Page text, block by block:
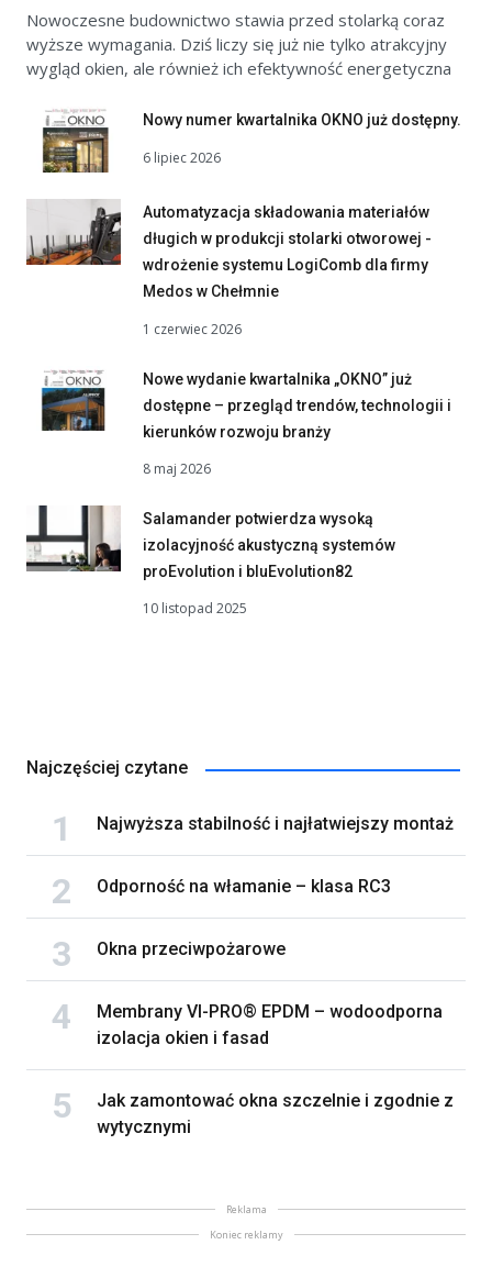
Nowoczesne budownictwo stawia przed stolarką coraz
wyższe wymagania. Dziś liczy się już nie tylko atrakcyjny
wygląd okien, ale również ich efektywność energetyczna
Nowy numer kwartalnika OKNO już dostępny.
6 lipiec 2026
Automatyzacja składowania materiałów
długich w produkcji stolarki otworowej -
wdrożenie systemu LogiComb dla firmy
Medos w Chełmnie
1 czerwiec 2026
Nowe wydanie kwartalnika „OKNO” już
dostępne – przegląd trendów, technologii i
kierunków rozwoju branży
8 maj 2026
Salamander potwierdza wysoką
izolacyjność akustyczną systemów
proEvolution i bluEvolution82
10 listopad 2025
Najczęściej czytane
Najwyższa stabilność i najłatwiejszy montaż
Odporność na włamanie – klasa RC3
Okna przeciwpożarowe
Membrany VI-PRO® EPDM – wodoodporna
izolacja okien i fasad
Jak zamontować okna szczelnie i zgodnie z
wytycznymi
Reklama
Koniec reklamy